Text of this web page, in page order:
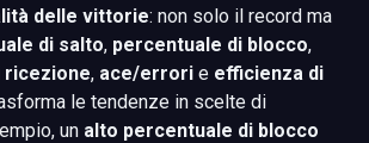
delle vittorie: non solo il record ma
di salto, percentuale di blocco,
ricezione, ace/errori e efficienza di
le tendenze in scelte di
un alto percentuale di blocco